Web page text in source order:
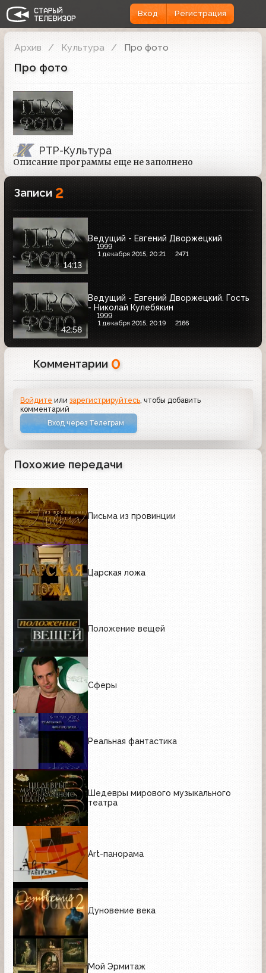
Вход Регистрация
Архив Культура Про фото
Про фото
РТР-Культура
Описание программы еще не заполнено
Записи 2
14:13
Ведущий - Евгений Дворжецкий
1999
1 декабря 2015, 20:21 2471
42:58
Ведущий - Евгений Дворжецкий. Гость
- Николай Кулебякин
1999
1 декабря 2015, 20:19 2166
Комментарии 0
Войдите илизарегистрируйтесь, чтобы добавить
комментарий
Вход через Телеграм
Похожие передачи
Письма из провинции
Царская ложа
Положение вещей
Сферы
Реальная фантастика
Шедевры мирового музыкального
театра
Art-панорама
Дуновение века
Мой Эрмитаж